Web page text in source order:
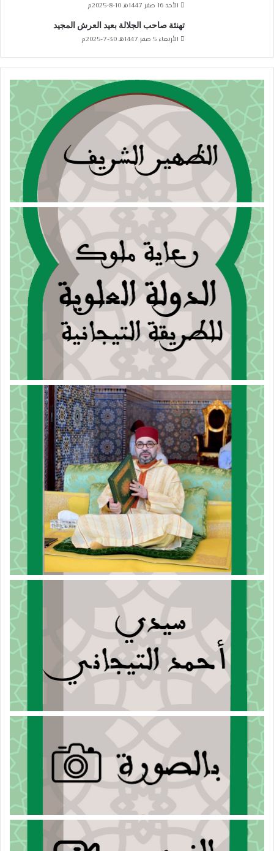
الأحد 16 صفر 1447هـ 10-8-2025م
تهنئة صاحب الجلالة بعيد العرش المجيد
الأربعاء 5 صفر 1447هـ 30-7-2025م